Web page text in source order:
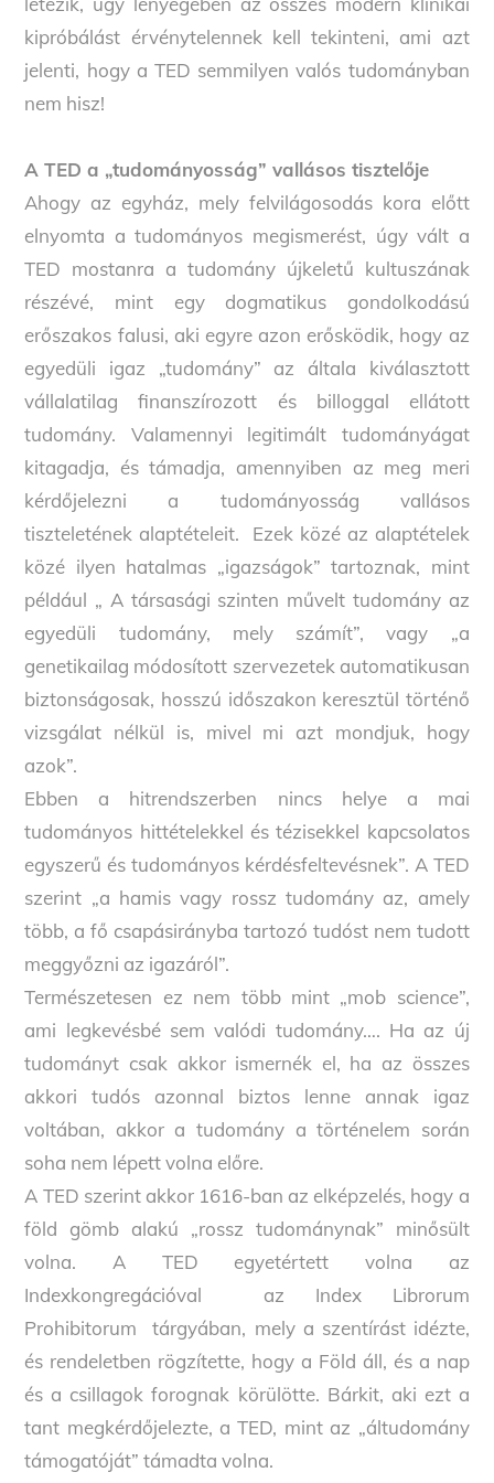
kipróbálást érvénytelennek kell tekinteni, ami azt
jelenti, hogy a TED semmilyen valós tudományban
nem hisz!
A TED a „tudományosság” vallásos tisztelője
Ahogy az egyház, mely felvilágosodás kora előtt
elnyomta a tudományos megismerést, úgy vált a
TED mostanra a tudomány újkeletű kultuszának
részévé, mint egy dogmatikus gondolkodású
erőszakos falusi, aki egyre azon erősködik, hogy az
egyedüli igaz „tudomány” az általa kiválasztott
vállalatilag finanszírozott és billoggal ellátott
tudomány. Valamennyi legitimált tudományágat
kitagadja, és támadja, amennyiben az meg meri
kérdőjelezni a tudományosság vallásos
tiszteletének alaptételeit. Ezek közé az alaptételek
közé ilyen hatalmas „igazságok” tartoznak, mint
például „ A társasági szinten művelt tudomány az
egyedüli tudomány, mely számít”, vagy „a
genetikailag módosított szervezetek automatikusan
biztonságosak, hosszú időszakon keresztül történő
vizsgálat nélkül is, mivel mi azt mondjuk, hogy
azok”.
Ebben a hitrendszerben nincs helye a mai
tudományos hittételekkel és tézisekkel kapcsolatos
egyszerű és tudományos kérdésfeltevésnek”. A TED
szerint „a hamis vagy rossz tudomány az, amely
több, a fő csapásirányba tartozó tudóst nem tudott
meggyőzni az igazáról”.
Természetesen ez nem több mint „mob science”,
ami legkevésbé sem valódi tudomány…. Ha az új
tudományt csak akkor ismernék el, ha az összes
akkori tudós azonnal biztos lenne annak igaz
voltában, akkor a tudomány a történelem során
soha nem lépett volna előre.
A TED szerint akkor 1616-ban az elképzelés, hogy a
föld gömb alakú „rossz tudománynak” minősült
volna. A TED egyetértett volna az
Indexkongregációval az Index Librorum
Prohibitorum tárgyában, mely a szentírást idézte,
és rendeletben rögzítette, hogy a Föld áll, és a nap
és a csillagok forognak körülötte. Bárkit, aki ezt a
tant megkérdőjelezte, a TED, mint az „áltudomány
támogatóját” támadta volna.